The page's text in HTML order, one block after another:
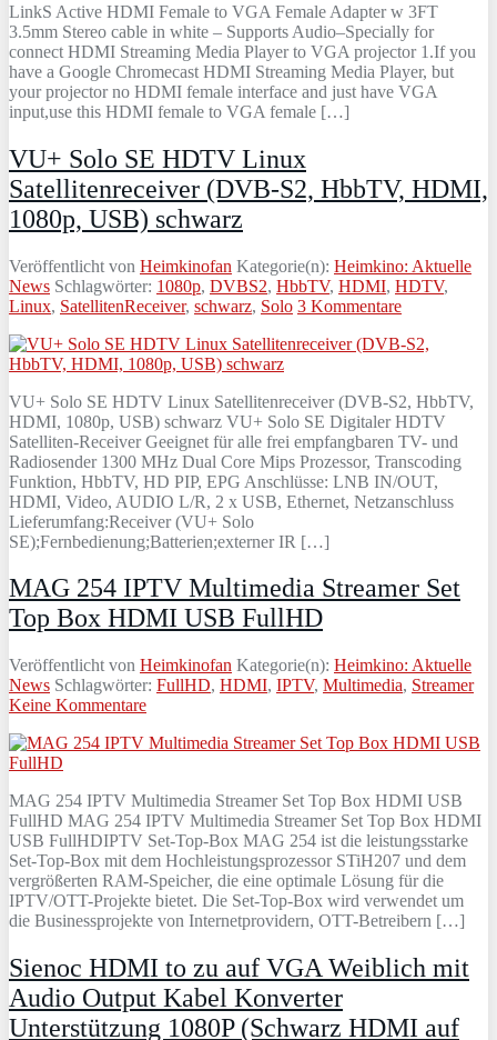
LinkS Active HDMI Female to VGA Female Adapter w 3FT
3.5mm Stereo cable in white – Supports Audio–Specially for
connect HDMI Streaming Media Player to VGA projector 1.If you
have a Google Chromecast HDMI Streaming Media Player, but
your projector no HDMI female interface and just have VGA
input,use this HDMI female to VGA female […]
VU+ Solo SE HDTV Linux
Satellitenreceiver (DVB-S2, HbbTV, HDMI,
1080p, USB) schwarz
Veröffentlicht von Heimkinofan Kategorie(n): Heimkino: Aktuelle
News Schlagwörter: 1080p, DVBS2, HbbTV, HDMI, HDTV,
Linux, SatellitenReceiver, schwarz, Solo 3 Kommentare
VU+ Solo SE HDTV Linux Satellitenreceiver (DVB-S2, HbbTV,
HDMI, 1080p, USB) schwarz VU+ Solo SE Digitaler HDTV
Satelliten-Receiver Geeignet für alle frei empfangbaren TV- und
Radiosender 1300 MHz Dual Core Mips Prozessor, Transcoding
Funktion, HbbTV, HD PIP, EPG Anschlüsse: LNB IN/OUT,
HDMI, Video, AUDIO L/R, 2 x USB, Ethernet, Netzanschluss
Lieferumfang:Receiver (VU+ Solo
SE);Fernbedienung;Batterien;externer IR […]
MAG 254 IPTV Multimedia Streamer Set
Top Box HDMI USB FullHD
Veröffentlicht von Heimkinofan Kategorie(n): Heimkino: Aktuelle
News Schlagwörter: FullHD, HDMI, IPTV, Multimedia, Streamer
Keine Kommentare
MAG 254 IPTV Multimedia Streamer Set Top Box HDMI USB
FullHD MAG 254 IPTV Multimedia Streamer Set Top Box HDMI
USB FullHDIPTV Set-Top-Box MAG 254 ist die leistungsstarke
Set-Top-Box mit dem Hochleistungsprozessor STiH207 und dem
vergrößerten RAM-Speicher, die eine optimale Lösung für die
IPTV/OTT-Projekte bietet. Die Set-Top-Box wird verwendet um
die Businessprojekte von Internetprovidern, OTT-Betreibern […]
Sienoc HDMI to zu auf VGA Weiblich mit
Audio Output Kabel Konverter
Unterstützung 1080P (Schwarz HDMI auf